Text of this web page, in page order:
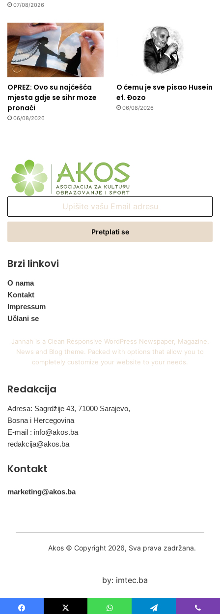
07/08/2026
OPREZ: Ovo su najčešća
mjesta gdje se sihr moze
pronaći
06/08/2026
O čemu je sve pisao Husein
ef. Đozo
06/08/2026
Email
Brzi linkovi
O nama
Kontakt
Impressum
Učlani se
Jannah is a Clean Responsive WordPress Newspaper, Magazine,
News and Blog theme. Packed with options that allow you to
completely customize your website to your needs.
Redakcija
Adresa: Sagrdžije 43, 71000 Sarajevo,
Bosna i Hercegovina
E-mail : info@akos.ba
redakcija@akos.ba
Kontakt
marketing@akos.ba
Akos © Copyright 2026, Sva prava zadržana.
by: imtec.ba